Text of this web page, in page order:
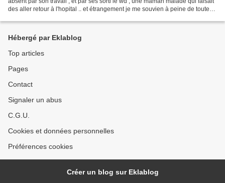
des aller retour à l'hopital .. et étrangement je me souvien à peine de toute
Hébergé par Eklablog
Top articles
Pages
Contact
Signaler un abus
C.G.U.
Cookies et données personnelles
Préférences cookies
Créer un blog sur Eklablog